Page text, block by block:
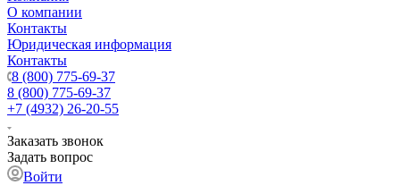
О компании
Контакты
Юридическая информация
Контакты
8 (800) 775-69-37
8 (800) 775-69-37
+7 (4932) 26-20-55
Заказать звонок
Задать вопрос
Войти